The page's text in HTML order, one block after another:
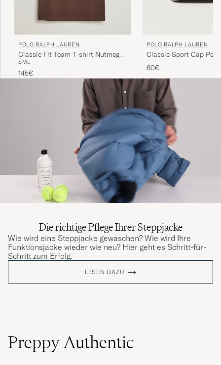
POLO RALPH LAUREN
Classic Fit Team T-shirt Nutmeg
Brown
SML
145€
POLO RALPH LAUREN
Classic Sport Cap
60€
Die richtige Pflege Ihrer Steppjacke
Wie wird eine Steppjacke gewaschen? Wie wird Ihre
Funktionsjacke wieder wie neu? Hier geht es Schritt-für-
Schritt zum Erfolg.
LESEN DAZU
Preppy Authentic